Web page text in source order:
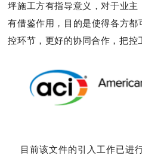
坪施工方有指导意义，对于业
有借鉴作用，目的是使得各方
控环节，更好的协同合作，把控
目前该文件的引入工作已进